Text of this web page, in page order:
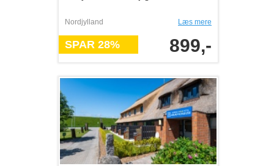
Nordjylland Læs mere
SPAR 28% 899,-